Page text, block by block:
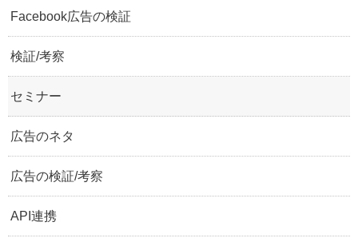
Facebook広告の検証
検証/考察
セミナー
広告のネタ
広告の検証/考察
API連携